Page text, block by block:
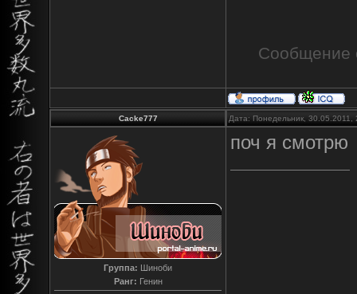
Сообщение
Cacke777 Дата: Понедельник,
Группа: Шиноби
Ранг: Генин
поч я смотрю